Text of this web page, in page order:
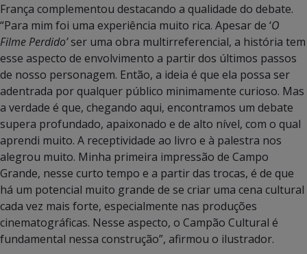
França complementou destacando a qualidade do debate.
“Para mim foi uma experiência muito rica. Apesar de ‘O
Filme Perdido’ser uma obra multirreferencial, a história tem
esse aspecto de envolvimento a partir dos últimos passos
de nosso personagem. Então, a ideia é que ela possa ser
adentrada por qualquer público minimamente curioso. Mas
a verdade é que, chegando aqui, encontramos um debate
supera profundado, apaixonado e de alto nível, com o qual
aprendi muito. A receptividade ao livro e à palestra nos
alegrou muito. Minha primeira impressão de Campo
Grande, nesse curto tempo e a partir das trocas, é de que
há um potencial muito grande de se criar uma cena cultural
cada vez mais forte, especialmente nas produções
cinematográficas. Nesse aspecto, o Campão Cultural é
fundamental nessa construção”, afirmou o ilustrador.